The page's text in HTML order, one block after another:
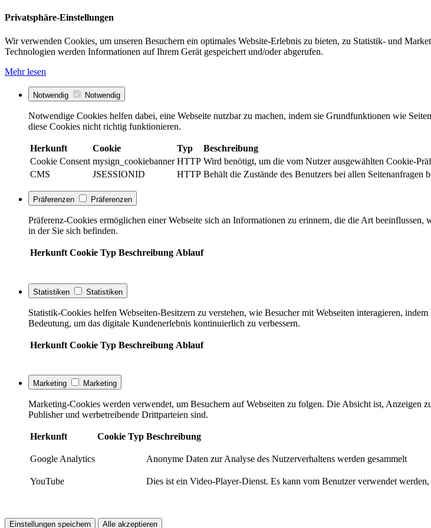
Privatsphäre-Einstellungen
Wir verwenden Cookies, um unseren Besuchern ein optimales Website-Erlebnis zu bieten, zu Statistik- und
Technologien werden Informationen auf Ihrem Gerät gespeichert und/oder abgerufen.
Mehr lesen
Notwendig Notwendig
Notwendige Cookies helfen dabei, eine Webseite nutzbar zu machen, indem sie Grundfunktionen wie
diese Cookies nicht richtig funktionieren.
Herkunft Cookie Typ Beschreibung
Cookie Consent mysign_cookiebanner HTTP Wird benötigt, um die vom Nutzer ausgewählten Cookie-
CMS
JSESSIONID HTTP Behält die Zustände des Benutzers bei allen Seitenanfragen
Präferenzen Präferenzen
Präferenz-Cookies ermöglichen einer Webseite sich an Informationen zu erinnern, die die Art
in der Sie sich befinden.
Herkunft Cookie Typ Beschreibung Ablauf
Statistiken Statistiken
Statistik-Cookies helfen Webseiten-Besitzern zu verstehen, wie Besucher mit Webseiten interagieren,
Bedeutung, um das digitale Kundenerlebnis kontinuierlich zu verbessern.
Herkunft Cookie Typ Beschreibung Ablauf
Marketing Marketing
Marketing-Cookies werden verwendet, um Besuchern auf Webseiten zu folgen. Die Absicht ist, Anzeigen
Publisher und werbetreibende Drittparteien sind.
Herkunft Cookie Typ Beschreibung
Google Analytics Anonyme Daten zur Analyse des Nutzerverhaltens werden gesammelt
YouTube Dies ist ein Video-Player-Dienst. Es kann vom Benutzer verwendet
Einstellungen speichern Alle akzeptieren